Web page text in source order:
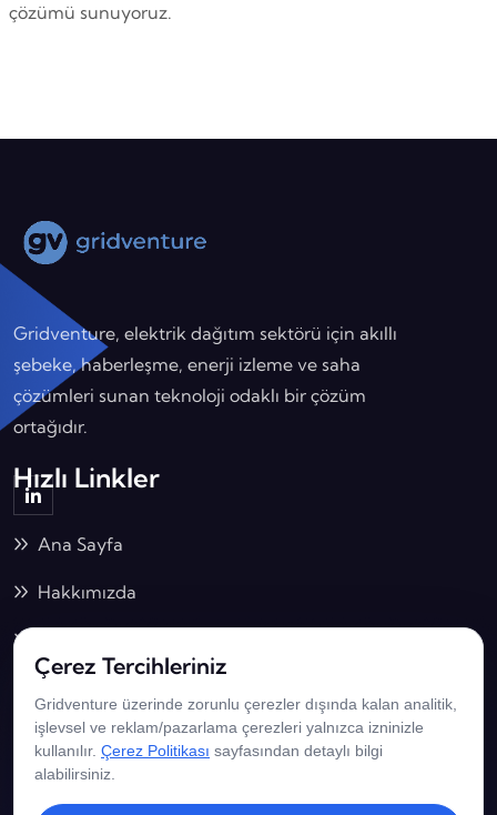
çözümü sunuyoruz.
Gridventure, elektrik dağıtım sektörü için akıllı
şebeke, haberleşme, enerji izleme ve saha
çözümleri sunan teknoloji odaklı bir çözüm
ortağıdır.
Hızlı Linkler
Ana Sayfa
Hakkımızda
İletişim Bilgilerimiz
Çerez Tercihleriniz
Gridventure üzerinde zorunlu çerezler dışında kalan analitik,
işlevsel ve reklam/pazarlama çerezleri yalnızca izninizle
kullanılır. Çerez Politikası sayfasından detaylı bilgi
alabilirsiniz.